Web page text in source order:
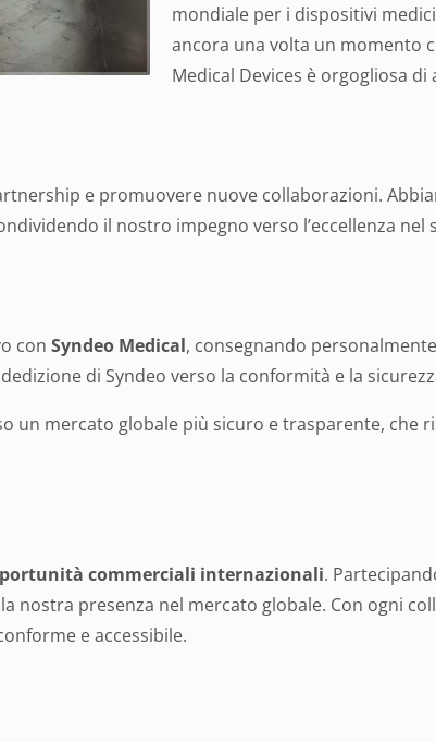
mondiale per i dispositivi
ancora una volta un momento
Medical Devices è orgogliosa
e promuovere nuove collaborazioni.
il nostro impegno verso l’eccellenza nel
con Syndeo Medical, consegnando
di Syndeo verso la conformità e la
un mercato globale più sicuro e trasparente, che
commerciali internazionali.
presenza nel mercato globale. Con ogni
e accessibile.